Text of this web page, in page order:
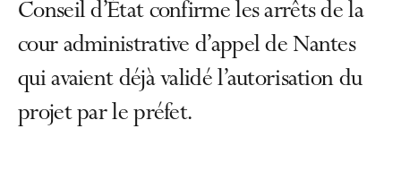
Conseil d’État confirme les arrêts de la
cour administrative d’appel de Nantes
qui avaient déjà validé l’autorisation du
projet par le préfet.